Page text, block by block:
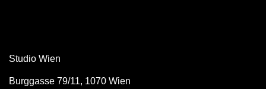
Studio Wien
Burggasse 79/11, 1070 Wien